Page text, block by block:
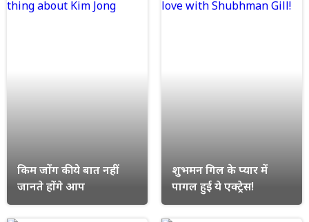
किम जोंग की ये बात नहीं
जानते होंगे आप
शुभमन गिल के प्यार में
पागल हुई ये एक्ट्रेस!